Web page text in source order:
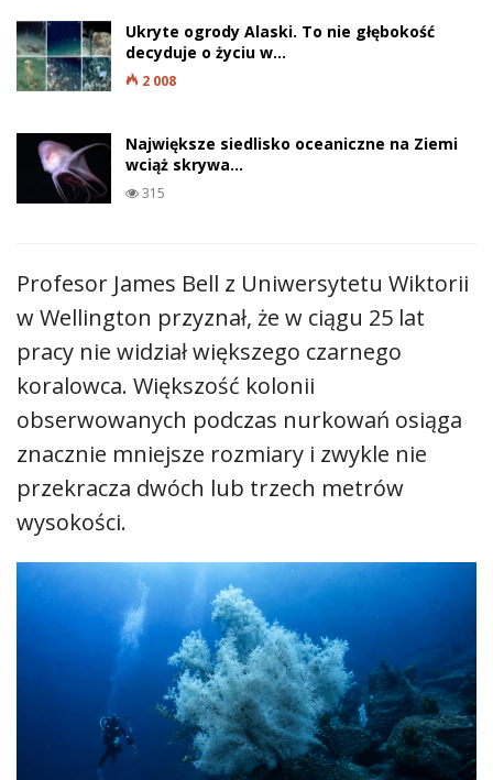
Ukryte ogrody Alaski. To nie głębokość
decyduje o życiu w…
2 008
Największe siedlisko oceaniczne na Ziemi
wciąż skrywa…
315
Profesor James Bell z Uniwersytetu Wiktorii
w Wellington przyznał, że w ciągu 25 lat
pracy nie widział większego czarnego
koralowca. Większość kolonii
obserwowanych podczas nurkowań osiąga
znacznie mniejsze rozmiary i zwykle nie
przekracza dwóch lub trzech metrów
wysokości.